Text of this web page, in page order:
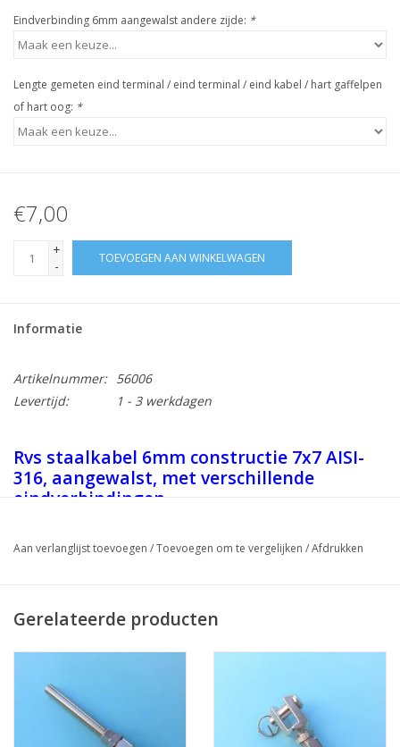
Eindverbinding 6mm aangewalst andere zijde: *
Lengte gemeten eind terminal / eind terminal / eind kabel / hart gaffelpen
of hart oog: *
€7,00
+
-
TOEVOEGEN AAN WINKELWAGEN
Informatie
Artikelnummer: 56006
Levertijd:
1 - 3 werkdagen
Rvs staalkabel 6mm constructie 7x7 AISI-
316, aangewalst, met verschillende
eindverbindingen
draadterminal/stud/spanner/gaffel.
Afwijkende lengten:Op aanvraag
terminal M10 is 13,5mm en M12
Breeksterkte:
Maximale breekkracht 2050 kg
Aan verlanglijst toevoegen /Toevoegen om te vergelijken /Afdrukken
Gerelateerde producten